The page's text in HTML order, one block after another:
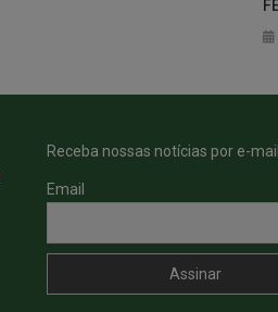
Receba nossas notícias por e-
Email